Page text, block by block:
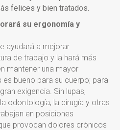
felices y bien tratados.
su ergonomía y
ayudará a mejorar
de trabajo y la hará más
mantener una mayor
bueno para su cuerpo; para
exigencia. Sin lupas,
odontología, la cirugía y otras
en posiciones
provocan dolores crónicos